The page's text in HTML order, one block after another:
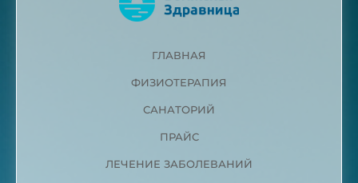
ГЛАВНАЯ
ФИЗИОТЕРАПИЯ
САНАТОРИЙ
ПРАЙС
ЛЕЧЕНИЕ ЗАБОЛЕВАНИЙ